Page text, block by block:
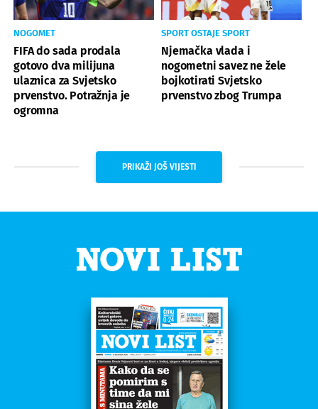
NOGOMET
FIFA do sada prodala
gotovo dva milijuna
ulaznica za Svjetsko
prvenstvo. Potražnja je
ogromna
SPORT OSTAJE SPORT
Njemačka vlada i
nogometni savez ne žele
bojkotirati Svjetsko
prvenstvo zbog Trumpa
PRIKAŽI JOŠ VIJESTI